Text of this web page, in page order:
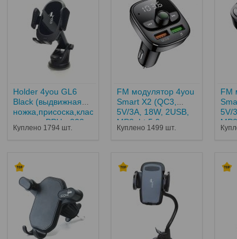
Holder 4you GL6
Black (выдвижная
ножка,присоска,классический
крепеж, РРЦ - 223...
Куплено 1794 шт.
FM модулятор 4you
Smart X2 (QC3,
5V/3A, 18W, 2USB,
MP3, bt 5.0,
Гарантия 12...
Куплено 1499 шт.
FM
5V/